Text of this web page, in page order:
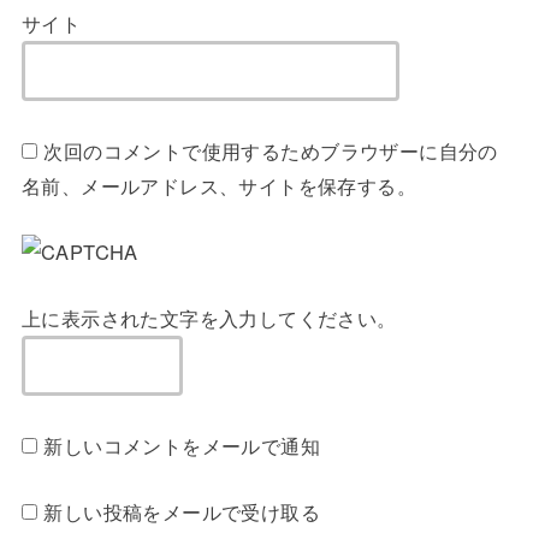
サイト
次回のコメントで使用するためブラウザーに自分の
名前、メールアドレス、サイトを保存する。
上に表示された文字を入力してください。
新しいコメントをメールで通知
新しい投稿をメールで受け取る